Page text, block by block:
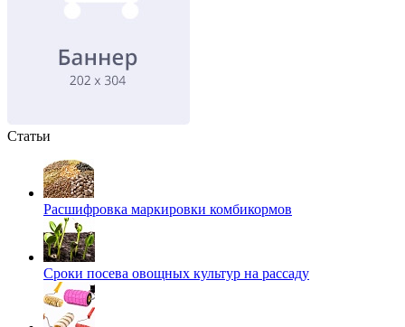
Статьи
Расшифровка маркировки комбикормов
Сроки посева овощных культур на рассаду